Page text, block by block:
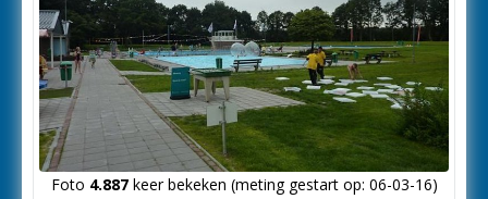
Foto 4.887keer bekeken (meting gestart op: 06-03-16)